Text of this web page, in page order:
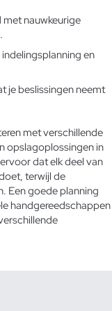
nauwkeurige
en
je beslissingen neemt
met verschillende
opslagoplossingen in
dat elk deel van
terwijl de
Een goede planning
handgereedschappen